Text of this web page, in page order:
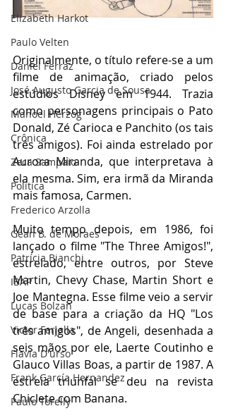
Elizabeth Harkot
Paulo Velten
Daniel Ferraz
José Augusto Garcia de Sousa
Manoel Herzog
Crônica
Zeca Sampaio
Política
Frederico Arzolla
Gean B. de Moraes
Patrícia Bianchi
IBAP
Lucas Bolzan
Victor Farjalla
Flavia D'urso
Frank García Hernandez
Paulo Torelly
Originalmente, o título refere-se a um
filme de animação, criado pelos
estúdios Disney em 1944. Trazia
como personagens principais o Pato
Donald, Zé Carioca e Panchito (os tais
três amigos). Foi ainda estrelado por
Aurora Miranda, que interpretava à
ela mesma. Sim, era irmã da Miranda
mais famosa, Carmen.
Muito tempo depois, em 1986, foi
lançado o filme "The Three Amigos!",
estrelado, entre outros, por Steve
Martin, Chevy Chase, Martin Short e
Joe Mantegna. Esse filme veio a servir
de base para a criação da HQ "Los
três amigos", de Angeli, desenhada a
seis mãos por ele, Laerte Coutinho e
Glauco Villas Boas, a partir de 1987. A
estreia triunfal se deu na revista
Chiclete com Banana.